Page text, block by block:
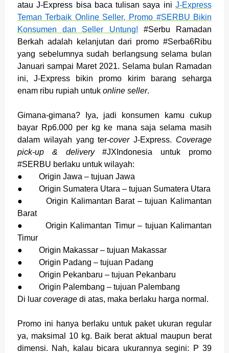
atau J-Express bisa baca tulisan saya iniJ-Express
Teman Terbaik Online Seller, Promo #SERBU Bikin
Konsumen dan Seller Untung! #Serbu Ramadan
Berkah adalah kelanjutan dari promo #Serba6Ribu
yang sebelumnya sudah berlangsung selama bulan
Januari sampai Maret 2021. Selama bulan Ramadan
ini, J-Express bikin promo kirim barang seharga
enam ribu rupiah untuk online seller.
Gimana-gimana? Iya, jadi konsumen kamu cukup
bayar Rp6.000 per kg ke mana saja selama masih
dalam wilayah yang ter-coverJ-Express. Coverage
pick-up & delivery#JXIndonesia untuk promo
#SERBU berlaku untuk wilayah:
●
Origin Jawa – tujuan Jawa
●
Origin Sumatera Utara – tujuan Sumatera Utara
●
Origin Kalimantan Barat – tujuan Kalimantan
Barat
●
Origin Kalimantan Timur – tujuan Kalimantan
Timur
●
Origin Makassar – tujuan Makassar
●
Origin Padang – tujuan Padang
●
Origin Pekanbaru – tujuan Pekanbaru
●
Origin Palembang – tujuan Palembang
Di luar coveragedi atas, maka berlaku harga normal.
Promo ini hanya berlaku untuk paket ukuran regular
ya, maksimal 10 kg. Baik berat aktual maupun berat
dimensi. Nah, kalau bicara ukurannya segini: P 39